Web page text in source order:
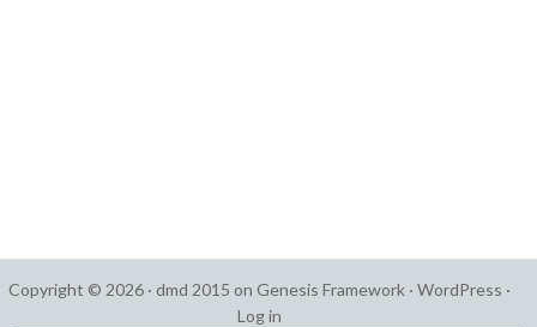
Copyright © 2026 · dmd 2015 on Genesis Framework · WordPress ·
Log in